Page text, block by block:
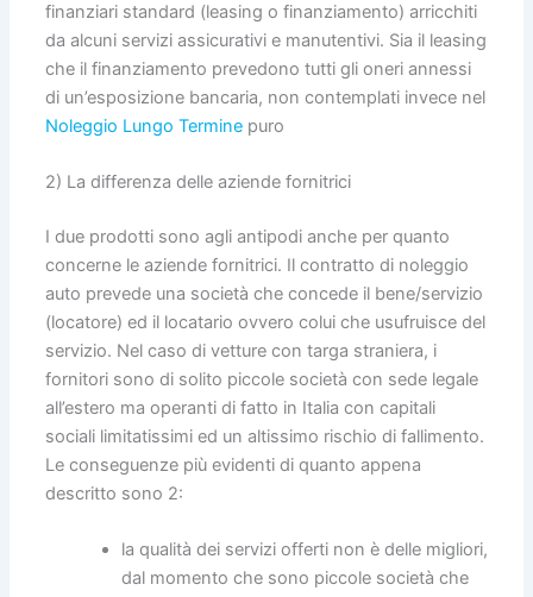
finanziari standard (leasing o finanziamento) arricchiti
da alcuni servizi assicurativi e manutentivi. Sia il leasing
che il finanziamento prevedono tutti gli oneri annessi
di un’esposizione bancaria, non contemplati invece nel
Noleggio Lungo Terminepuro
2) La differenza delle aziende fornitrici
I due prodotti sono agli antipodi anche per quanto
concerne le aziende fornitrici. Il contratto di noleggio
auto prevede una società che concede il bene/servizio
(locatore) ed il locatario ovvero colui che usufruisce del
servizio. Nel caso di vetture con targa straniera, i
fornitori sono di solito piccole società con sede legale
all’estero ma operanti di fatto in Italia con capitali
sociali limitatissimi ed un altissimo rischio di fallimento.
Le conseguenze più evidenti di quanto appena
descritto sono 2:
la qualità dei servizi offerti non è delle migliori,
dal momento che sono piccole società che